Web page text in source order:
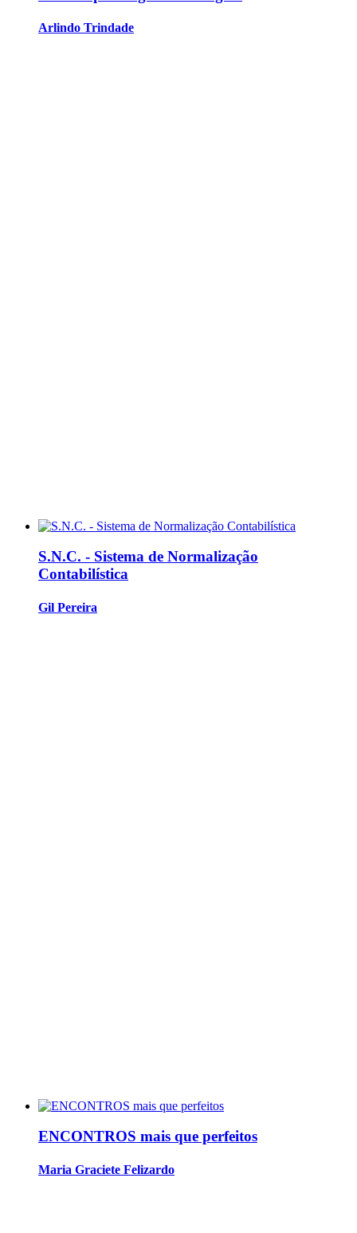
Arlindo Trindade
S.N.C. - Sistema de Normalização
Contabilística
Gil Pereira
ENCONTROS mais que perfeitos
Maria Graciete Felizardo